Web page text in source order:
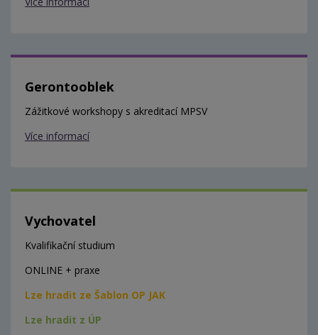
Gerontooblek
Zážitkové workshopy s akreditací MPSV
Více informací
Vychovatel
Kvalifikační studium
ONLINE + praxe
Lze hradit ze Šablon OP JAK
Lze hradit z ÚP